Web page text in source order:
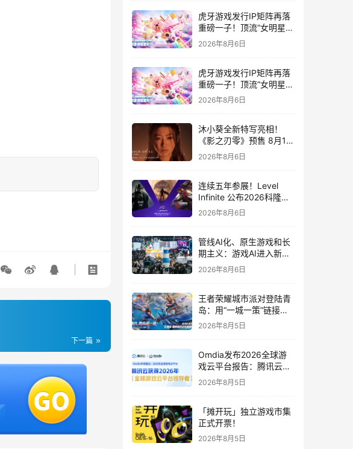
下一篇
虎牙游戏发行IP矩阵再落
重磅一子！顶流“女明星”
ZANMANG LOOPY 正版
3D消除手游《消消奇遇》
2026年8月6日
虎牙游戏发行IP矩阵再落
重磅一子！顶流“女明星”
ZANMANG LOOPY 正版
2026年8月6日
沐小葵全新特写亮相！
《影之刃零》预售 8月12
日开启
2026年8月6日
连续五年参展！Level
Infinite 公布2026科隆游
戏展产品阵容
2026年8月6日
管线AI化、原生游戏和长
期主义：游戏AI进入新共
识时代
2026年8月6日
王者荣耀城市派对登陆青
岛：用“一城一策”链接海
洋场景，以双向奔赴带动
2026年8月5日
Omdia发布2026全球游
戏云平台报告：腾讯云连
续两年入选“领导者”象限
2026年8月5日
「摊开玩」独立游戏市集
正式开票！
2026年8月5日